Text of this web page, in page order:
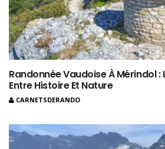
Randonnée Vaudoise À Mérindol :
Entre Histoire Et Nature
CARNETSDERANDO